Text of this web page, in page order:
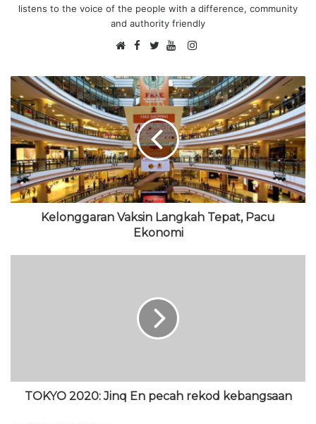
listens to the voice of the people with a difference, community
and authority friendly
e
b
s
i
t
e
F
c
e
b
o
o
k
w
i
t
t
e
r
o
u
T
u
b
e
I
s
t
a
g
r
a
m
Kelonggaran Vaksin Langkah Tepat, Pacu
Ekonomi
TOKYO 2020: Jinq En pecah rekod kebangsaan